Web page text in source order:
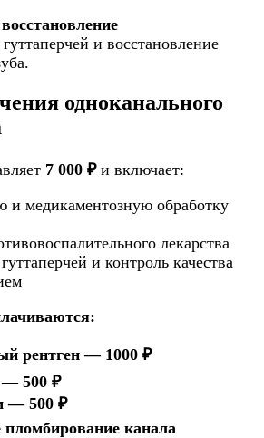
и восстановление
одноканального
7 000 ₽и включает:
и медикаментозную обработку
лекарства
и контроль качества
рентген — 1000 ₽
— 500 ₽
— 500 ₽
пломбирование канала